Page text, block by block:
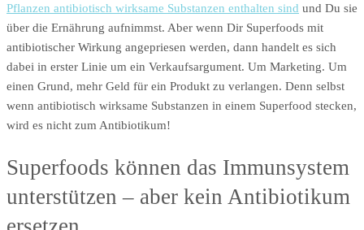
Pflanzen antibiotisch wirksame Substanzen enthalten sind und Du sie
über die Ernährung aufnimmst. Aber wenn Dir Superfoods mit
antibiotischer Wirkung angepriesen werden, dann handelt es sich
dabei in erster Linie um ein Verkaufsargument. Um Marketing. Um
einen Grund, mehr Geld für ein Produkt zu verlangen. Denn selbst
wenn antibiotisch wirksame Substanzen in einem Superfood stecken,
wird es nicht zum Antibiotikum!
Superfoods können das Immunsystem
unterstützen – aber kein Antibiotikum